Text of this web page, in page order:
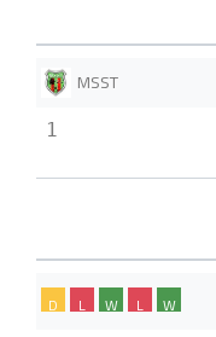
MSST
1
W
L
W
L
D